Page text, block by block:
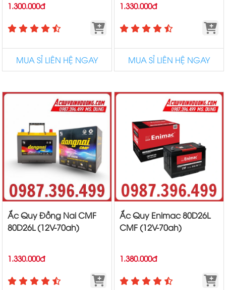
1.300.000đ
MUA SỈ LIÊN HỆ NGAY
1.330.000đ
MUA SỈ LIÊN HỆ NGAY
Ắc Quy Đồng Nai CMF
80D26L (12V-70ah)
1.330.000đ
Ắc Quy Enimac 80D26L
CMF (12V-70ah)
1.380.000đ